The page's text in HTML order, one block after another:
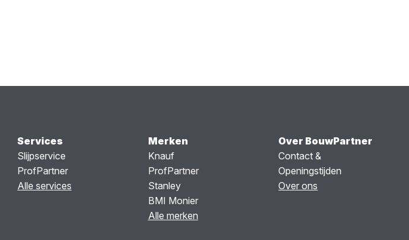
Services
Slijpservice
ProfPartner
Alle services
Merken
Knauf
ProfPartner
Stanley
BMI Monier
Alle merken
Over BouwPartner
Contact &
Openingstijden
Over ons